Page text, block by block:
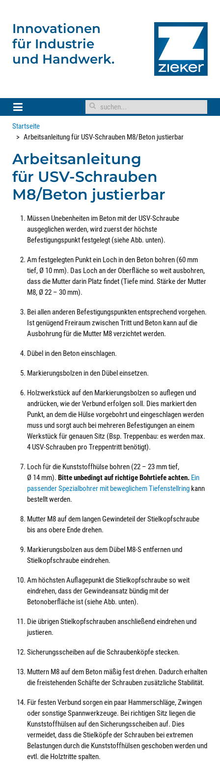
Innovationen
für Industrie
und Handwerk.
Startseite
Arbeitsanleitung für USV-Schrauben M8/Beton justierbar
Arbeitsanleitung
für USV-Schrauben
M8/Beton justierbar
Müssen Unebenheiten im Beton mit der USV-Schraube
ausgeglichen werden, wird zuerst der höchste
Befestigungspunkt festgelegt (siehe Abb. unten).
Am festgelegten Punkt ein Loch in den Beton bohren (60 mm
tief, Ø 10 mm). Das Loch an der Oberfläche so weit ausbohren,
dass die Mutter darin Platz findet (Tiefe mind. Stärke der Mutter
M8, Ø 22 – 30 mm).
Bei allen anderen Befestigungspunkten entsprechend vorgehen.
Ist genügend Freiraum zwischen Tritt und Beton kann auf die
Ausbohrung für die Mutter M8 verzichtet werden.
Dübel in den Beton einschlagen.
Markierungsbolzen in den Dübel einsetzen.
Holzwerkstück auf den Markierungsbolzen so auflegen und
andrücken, wie der Verbund erfolgen soll. Dies markiert den
Punkt, an dem die Hülse vorgebohrt und eingeschlagen werden
muss und sorgt auch bei mehreren Befestigungen an einem
Werkstück für genauen Sitz (Bsp. Treppenbau: es werden max.
4 USV-Schrauben pro Treppentritt benötigt).
Loch für die Kunststoffhülse bohren (22 – 23 mm tief,
Ø 14 mm). Bitte unbedingt auf richtige Bohrtiefe achten. Ein
passender Spezialbohrer mit beweglichem Tiefenstellring kann
bestellt werden.
Mutter M8 auf dem langen Gewindeteil der Stielkopfschraube
bis ans obere Ende drehen.
Markierungsbolzen aus dem Dübel M8-S entfernen und
Stielkopfschraube eindrehen.
Am höchsten Auflagepunkt die Stielkopfschraube so weit
eindrehen, dass der Gewindeansatz bündig mit der
Betonoberfläche ist (siehe Abb. unten).
Die übrigen Stielkopfschrauben anschließend eindrehen und
justieren.
Sicherungsscheiben auf die Schraubenköpfe stecken.
Muttern M8 auf dem Beton mäßig fest drehen. Dadurch erhalten
die freistehenden Schäfte der Schrauben zusätzliche Stabilität.
Für festen Verbund sorgen ein paar Hammerschläge, Zwingen
oder sonstige Spannwerkzeuge. Bei richtigen Sitz liegen die
Kunststoffhülsen auf den Sicherungsscheiben auf. Dies
vermeidet, dass die Stielköpfe der Schrauben bei extremen
Belastungen durch die Kunststoffhülsen geschoben werden und
evtl. die Holztritte spalten.